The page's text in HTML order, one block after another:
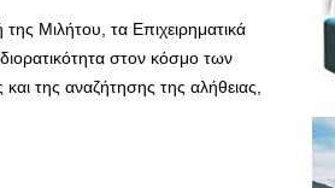
Μιλήτου, τα Επιχειρηματικά
στον κόσμο των
της αναζήτησης της αλήθειας,